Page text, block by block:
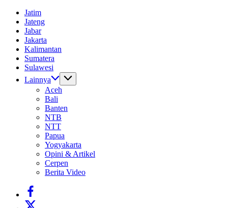
Jatim
Jateng
Jabar
Jakarta
Kalimantan
Sumatera
Sulawesi
Lainnya
Aceh
Bali
Banten
NTB
NTT
Papua
Yogyakarta
Opini & Artikel
Cerpen
Berita Video
https://www.facebook.com/
https://twitter.com/